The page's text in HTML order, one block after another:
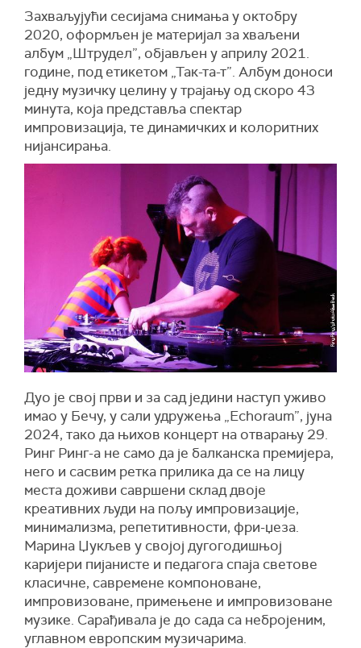
Захваљујући сесијама снимања у октобру
2020, оформљен је материјал за хваљени
албум „Штрудел”, објављен у априлу 2021.
године, под етикетом „Так-та-т”. Албум доноси
једну музичку целину у трајању од скоро 43
минута, која представља спектар
импровизација, те динамичких и колоритних
нијансирања.
Дуо је свој први и за сад једини наступ уживо
имао у Бечу, у сали удружења „Echoraum”, јуна
2024, тако да њихов концерт на отварању 29.
Ринг Ринг-а не само да је балканска премијера,
него и сасвим ретка прилика да се на лицу
места доживи савршени склад двоје
креативних људи на пољу импровизације,
минимализма, репетитивности, фри-џеза.
Марина Џукљев у својој дугогодишњој
каријери пијанисте и педагога спаја светове
класичне, савремене компоноване,
импровизоване, примењене и импровизоване
музике. Сарађивала је до сада са небројеним,
углавном европским музичарима.